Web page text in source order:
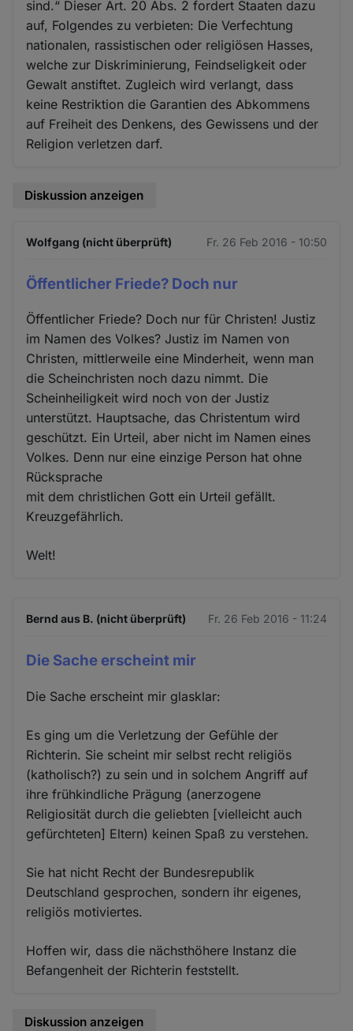
sind.“ Dieser Art. 20 Abs. 2 fordert Staaten dazu
auf, Folgendes zu verbieten: Die Verfechtung
nationalen, rassistischen oder religiösen Hasses,
welche zur Diskriminierung, Feindseligkeit oder
Gewalt anstiftet. Zugleich wird verlangt, dass
keine Restriktion die Garantien des Abkommens
auf Freiheit des Denkens, des Gewissens und der
Religion verletzen darf.
Diskussion anzeigen
Wolfgang (nicht überprüft) Fr. 26 Feb 2016 - 10:50
Öffentlicher Friede? Doch nur
Öffentlicher Friede? Doch nur für Christen! Justiz
im Namen des Volkes? Justiz im Namen von
Christen, mittlerweile eine Minderheit, wenn man
die Scheinchristen noch dazu nimmt. Die
Scheinheiligkeit wird noch von der Justiz
unterstützt. Hauptsache, das Christentum wird
geschützt. Ein Urteil, aber nicht im Namen eines
Volkes. Denn nur eine einzige Person hat ohne
Rücksprache
mit dem christlichen Gott ein Urteil gefällt.
Kreuzgefährlich.
Welt!
Bernd aus B. (nicht überprüft) Fr. 26 Feb 2016 - 11:24
Die Sache erscheint mir
Die Sache erscheint mir glasklar:
Es ging um die Verletzung der Gefühle der
Richterin. Sie scheint mir selbst recht religiös
(katholisch?) zu sein und in solchem Angriff auf
ihre frühkindliche Prägung (anerzogene
Religiosität durch die geliebten [vielleicht auch
gefürchteten] Eltern) keinen Spaß zu verstehen.
Sie hat nicht Recht der Bundesrepublik
Deutschland gesprochen, sondern ihr eigenes,
religiös motiviertes.
Hoffen wir, dass die nächsthöhere Instanz die
Befangenheit der Richterin feststellt.
Diskussion anzeigen